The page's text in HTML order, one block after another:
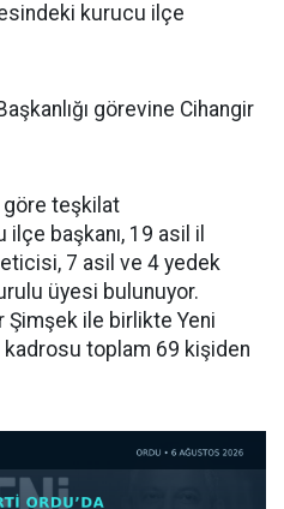
kurucu ilçe
görevine Cihangir
göre teşkilat
ilçe başkanı, 19 asil il
7 asil ve 4 yedek
üyesi bulunuyor.
Şimşek ile birlikte Yeni
kadrosu toplam 69 kişiden